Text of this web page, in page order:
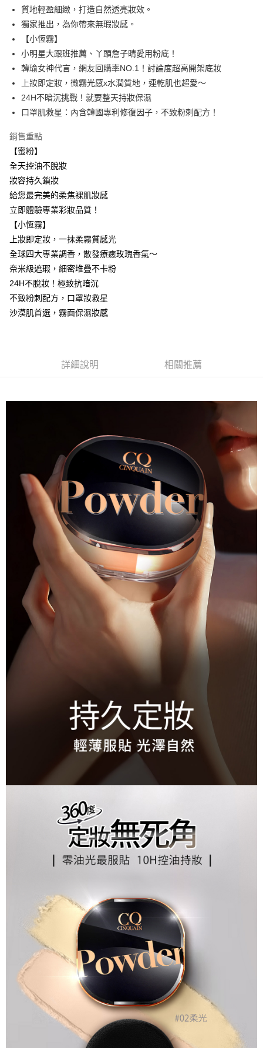
ATM付款
運送方式
每筆NT$85，滿NT$499(含以上)免運費
付款後全家取貨
每筆NT$85，滿NT$499(含以上)免運費
7-11取貨付款
每筆NT$85，滿NT$499(含以上)免運費
每筆NT$85，滿NT$499(含以上)免運費
宅配
每筆NT$85，滿NT$499(含以上)免運費
國家/地區配送
質地輕盈細緻，打造自然透亮妝效。
獨家推出，為你帶來無瑕妝感。
【小恆霧】
小明星大跟班推薦、丫頭詹子晴愛用粉底！
韓瑜女神代言，網友回購率NO.1！討論度超高開架底妝
上妝即定妝，微霧光感x水潤質地，連乾肌也超愛～
24H不暗沉挑戰！就要整天持妝保濕
口罩肌救星：內含韓國專利修復因子，不致粉刺配方！
銷售重點
【蜜粉】
全天控油不脫妝
妝容持久鎖妝
給您最完美的柔焦裸肌妝感
立即體驗專業彩妝品質！
【小恆霧】
上妝即定妝，一抹柔霧質感光
全球四大專業調香，散發療癒玫瑰香氣～
奈米級遮瑕，細密堆疊不卡粉
24H不脫妝！極致抗暗沉
不致粉刺配方，口罩妝救星
沙漠肌首選，霧面保濕妝感
詳細說明 相關推薦